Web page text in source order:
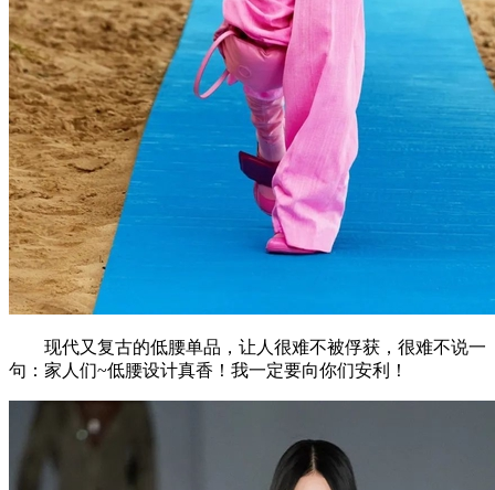
现代又复古的低腰单品，让人很难不被俘获，很难不说一
句：家人们~低腰设计真香！我一定要向你们安利！